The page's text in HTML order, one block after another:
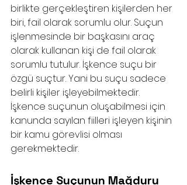
birlikte gerçekleştiren kişilerden her
biri, fail olarak sorumlu olur. Suçun
işlenmesinde bir başkasını araç
olarak kullanan kişi de fail olarak
sorumlu tutulur. İşkence suçu bir
özgü suçtur. Yani bu suçu sadece
belirli kişiler işleyebilmektedir.
İşkence suçunun oluşabilmesi için
kanunda sayılan fiilleri işleyen kişinin
bir kamu görevlisi olması
gerekmektedir.
İşkence Suçunun Mağduru